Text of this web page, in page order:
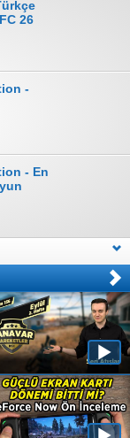
26
-
- En